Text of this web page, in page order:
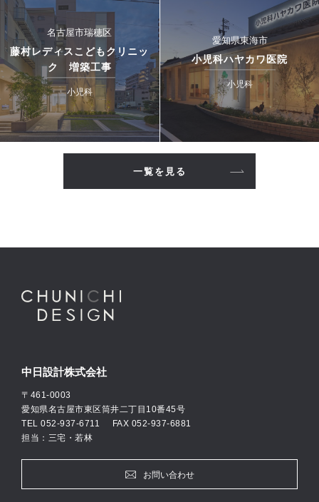
名古屋市瑞穂区
藤村レディスこどもクリニッ
ク 増築工事
小児科
愛知県東海市
小児科ハヤカワ医院
小児科
一覧を見る
中日設計株式会社
〒461-0003
愛知県名古屋市東区筒井二丁目10番45号
TEL 052-937-6711
FAX 052-937-6881
担当：三宅・若林
お問い合わせ